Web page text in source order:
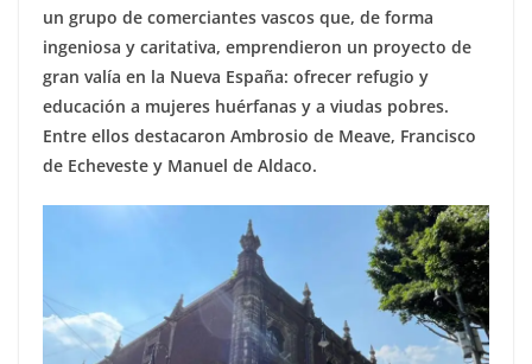
un grupo de comerciantes vascos que, de forma
ingeniosa y caritativa, emprendieron un proyecto de
gran valía en la Nueva España: ofrecer refugio y
educación a mujeres huérfanas y a viudas pobres.
Entre ellos destacaron Ambrosio de Meave, Francisco
de Echeveste y Manuel de Aldaco.